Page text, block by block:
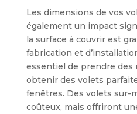
Les dimensions de vos
également un impact
la surface à couvrir est
fabrication et
essentiel de prendre des
obtenir des volets
fenêtres. Des volets sur-
coûteux, mais offriront